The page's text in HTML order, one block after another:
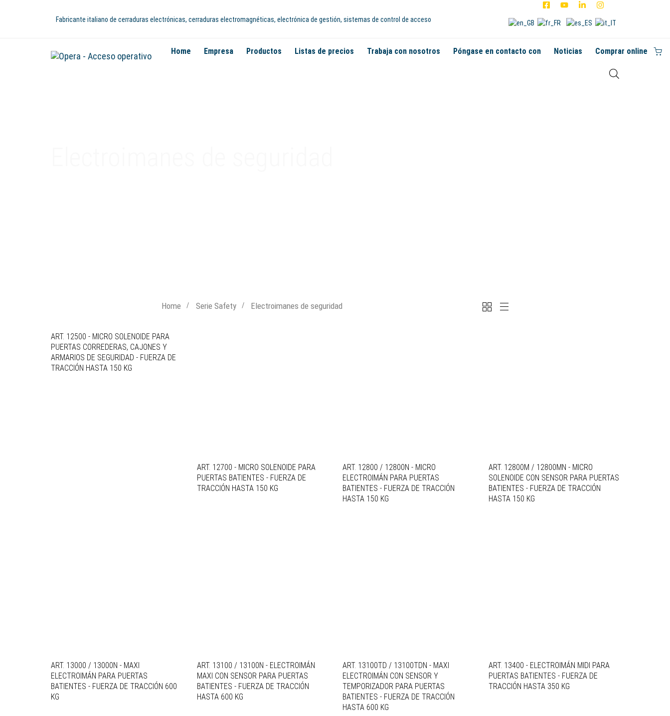
Fabricante italiano de cerraduras electrónicas, cerraduras electromagnéticas, electrónica de gestión, sistemas de control de acceso
Home Empresa Productos Listas de precios Trabaja con nosotros Póngase en contacto con Noticias Comprar online
Home Serie Safety Electroimanes de seguridad
ART. 12500 - MICRO SOLENOIDE PARA
PUERTAS CORREDERAS, CAJONES Y
ARMARIOS DE SEGURIDAD - FUERZA DE
TRACCIÓN HASTA 150 KG
ART. 12700 - MICRO SOLENOIDE PARA
PUERTAS BATIENTES - FUERZA DE
TRACCIÓN HASTA 150 KG
ART. 12800 / 12800N - MICRO
ELECTROIMÁN PARA PUERTAS
BATIENTES - FUERZA DE TRACCIÓN
HASTA 150 KG
ART. 12800M / 12800MN - MICRO
SOLENOIDE CON SENSOR PARA PUERTAS
BATIENTES - FUERZA DE TRACCIÓN
HASTA 150 KG
ART. 13000 / 13000N - MAXI
ELECTROIMÁN PARA PUERTAS
BATIENTES - FUERZA DE TRACCIÓN 600
KG
ART. 13100 / 13100N - ELECTROIMÁN
MAXI CON SENSOR PARA PUERTAS
BATIENTES - FUERZA DE TRACCIÓN
HASTA 600 KG
ART. 13100TD / 13100TDN - MAXI
ELECTROIMÁN CON SENSOR Y
TEMPORIZADOR PARA PUERTAS
BATIENTES - FUERZA DE TRACCIÓN
HASTA 600 KG
ART. 13400 - ELECTROIMÁN MIDI PARA
PUERTAS BATIENTES - FUERZA DE
TRACCIÓN HASTA 350 KG